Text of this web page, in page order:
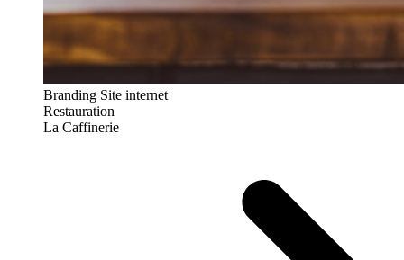
Branding Site internet
Restauration
La Caffinerie